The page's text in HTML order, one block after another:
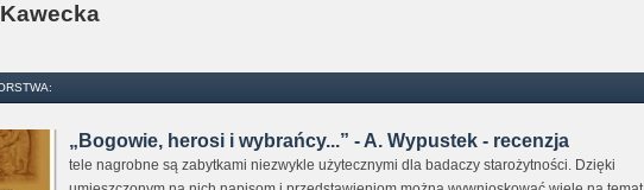
„Bogowie, herosi i wybrańcy...” - A. Wypustek - recenzja
tele nagrobne są zabytkami niezwykle użytecznymi dla badaczy starożytności. Dzięki